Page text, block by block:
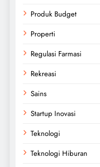
Produk Budget
Properti
Regulasi Farmasi
Rekreasi
Sains
Startup Inovasi
Teknologi
Teknologi Hiburan